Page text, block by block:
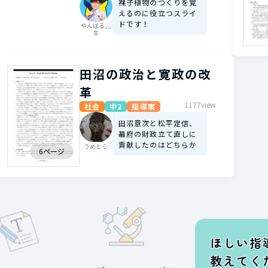
やんばる先
生
裸子植物のつくりを覚
えるのに役立つスライ
ドです！
6ページ
田沼の政治と寛政の改
革
社会 中2 指導案 1177view
うめとら
田沼意次と松平定信、
幕府の財政立て直しに
貢献したのはどちらか
ほしい指
教えてく